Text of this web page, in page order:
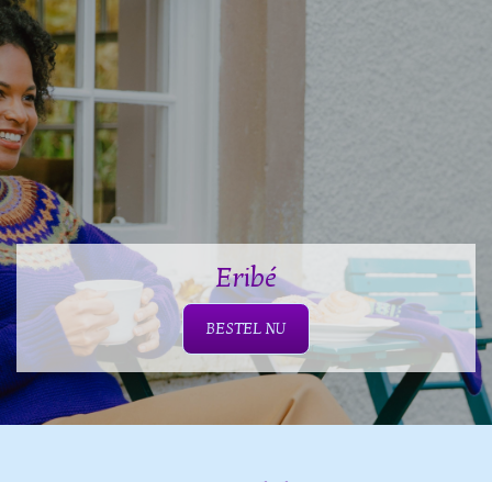
Eribé
BESTEL NU